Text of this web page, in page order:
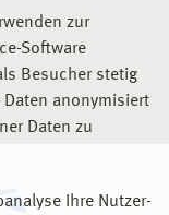
zur
Software
Besucher stetig
anonymisiert
Daten zu
Ihre Nutzer-